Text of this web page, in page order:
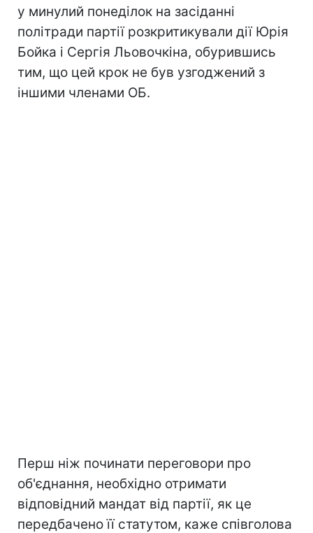
у минулий понеділок на засіданні
політради партії розкритикували дії Юрія
Бойка і Сергія Льовочкіна, обурившись
тим, що цей крок не був узгоджений з
іншими членами ОБ.
Перш ніж починати переговори про
об'єднання, необхідно отримати
відповідний мандат від партії, як це
передбачено її статутом, каже співголова